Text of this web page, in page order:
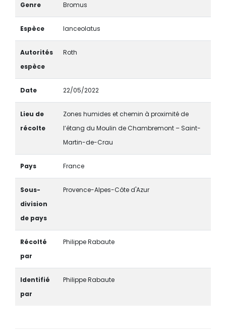
Genre Bromus
Espèce lanceolatus
Autorités
espèce
Roth
Date 22/05/2022
Lieu de
récolte
Zones humides et chemin à proximité de
l’étang du Moulin de Chambremont – Saint-
Martin-de-Crau
Pays France
Sous-
division
de pays
Provence-Alpes-Côte d'Azur
Récolté
par
Philippe Rabaute
Identifié
par
Philippe Rabaute